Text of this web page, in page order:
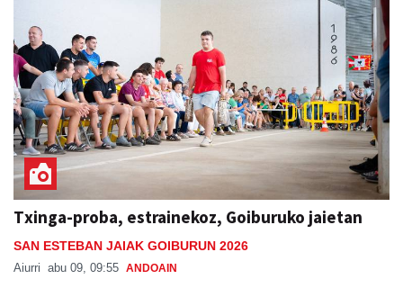
Txinga-proba, estrainekoz, Goiburuko jaietan
SAN ESTEBAN JAIAK GOIBURUN 2026
Aiurri abu 09, 09:55 ANDOAIN